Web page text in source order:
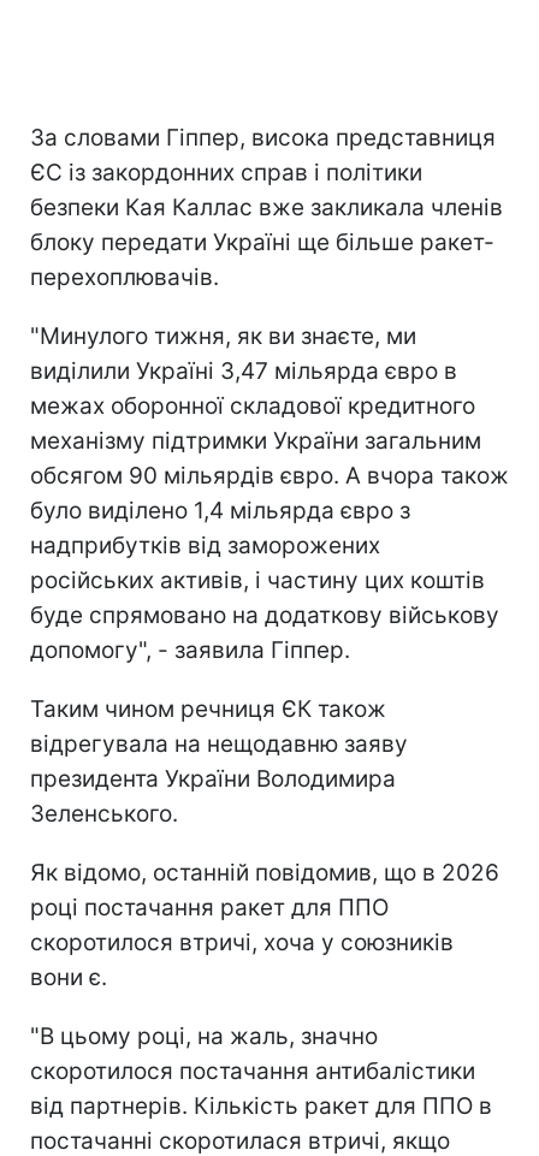
За словами Гіппер, висока представниця
ЄС із закордонних справ і політики
безпеки Кая Каллас вже закликала членів
блоку передати Україні ще більше ракет-
перехоплювачів.
"Минулого тижня, як ви знаєте, ми
виділили Україні 3,47 мільярда євро в
межах оборонної складової кредитного
механізму підтримки України загальним
обсягом 90 мільярдів євро. А вчора також
було виділено 1,4 мільярда євро з
надприбутків від заморожених
російських активів, і частину цих коштів
буде спрямовано на додаткову військову
допомогу", - заявила Гіппер.
Таким чином речниця ЄК також
відрегувала на нещодавню заяву
президента України Володимира
Зеленського.
Як відомо, останній повідомив, що в 2026
році постачання ракет для ППО
скоротилося втричі, хоча у союзників
вони є.
"В цьому році, на жаль, значно
скоротилося постачання антибалістики
від партнерів. Кількість ракет для ППО в
постачанні скоротилася втричі, якщо